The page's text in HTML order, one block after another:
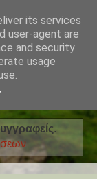
.
its services
user-agent are
and security
usage